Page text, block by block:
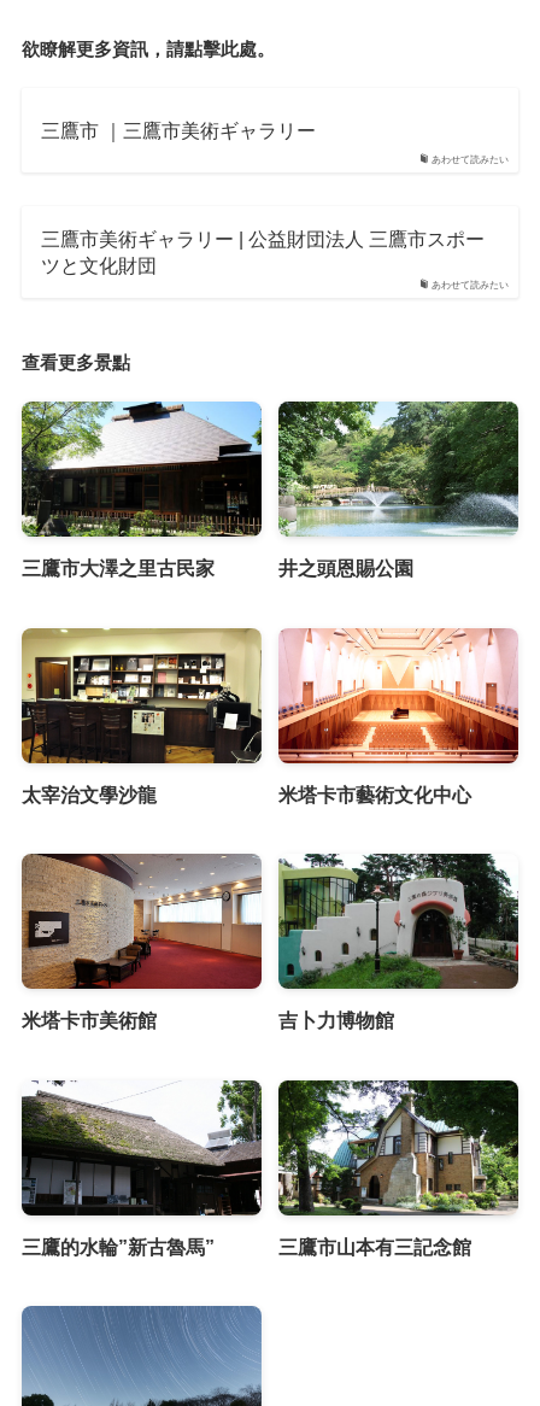
欲瞭解更多資訊，請點擊此處。
あわせて読みたい
三鷹市 ｜三鷹市美術ギャラリー
あわせて読みたい
三鷹市美術ギャラリー | 公益財団法人 三鷹市スポー
ツと文化財団
查看更多景點
三鷹市大澤之里古民家 井之頭恩賜公園
太宰治文學沙龍 米塔卡市藝術文化中心
米塔卡市美術館 吉卜力博物館
三鷹的水輪”新古魯馬” 三鷹市山本有三記念館